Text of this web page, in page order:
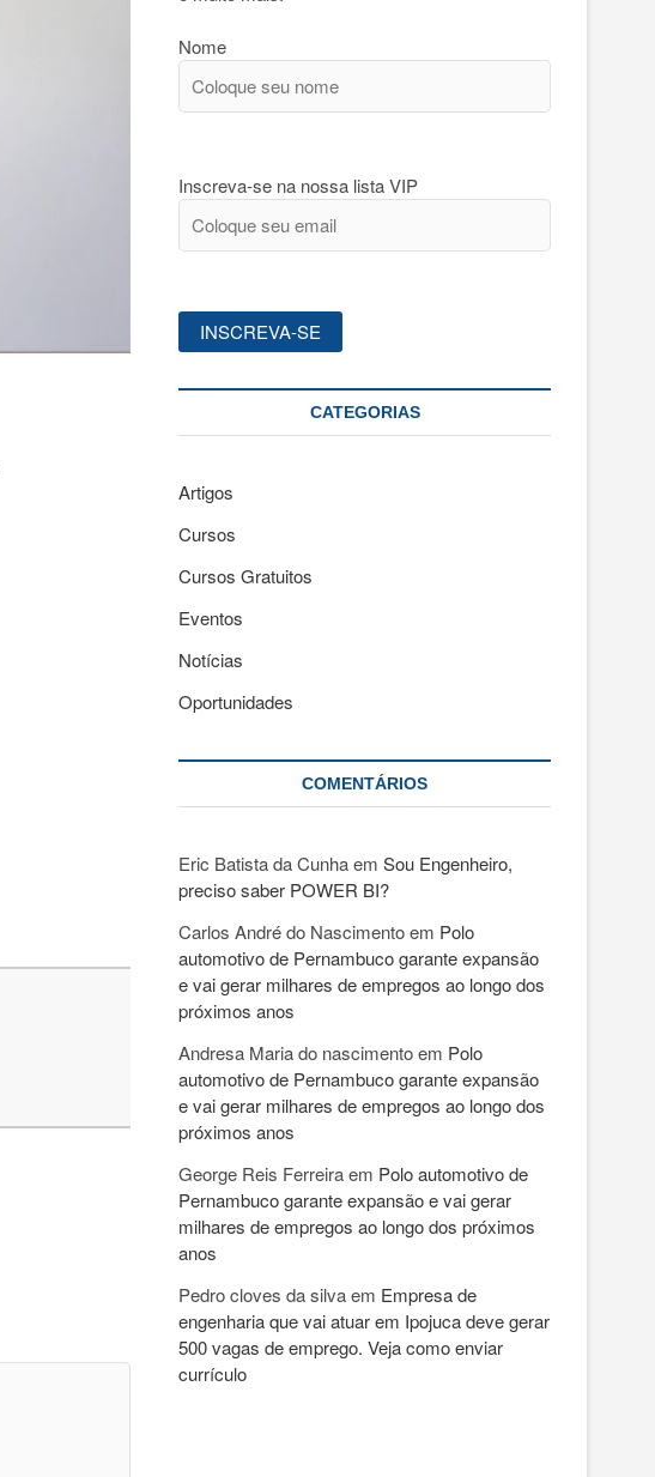
Nome
Inscreva-se na nossa lista VIP
CATEGORIAS
Artigos
Cursos
Cursos Gratuitos
Eventos
Notícias
Oportunidades
COMENTÁRIOS
Eric Batista da Cunhaem Sou Engenheiro,
preciso saber POWER BI?
Carlos André do Nascimentoem Polo
automotivo de Pernambuco garante expansão
e vai gerar milhares de empregos ao longo dos
próximos anos
Andresa Maria do nascimentoem Polo
automotivo de Pernambuco garante expansão
e vai gerar milhares de empregos ao longo dos
próximos anos
George Reis Ferreiraem Polo automotivo de
Pernambuco garante expansão e vai gerar
milhares de empregos ao longo dos próximos
anos
Pedro cloves da silvaem Empresa de
engenharia que vai atuar em Ipojuca deve gerar
500 vagas de emprego. Veja como enviar
currículo